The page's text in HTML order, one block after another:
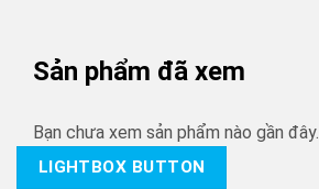
Sản phẩm đã xem
Bạn chưa xem sản phẩm nào gần đây.
LIGHTBOX BUTTON